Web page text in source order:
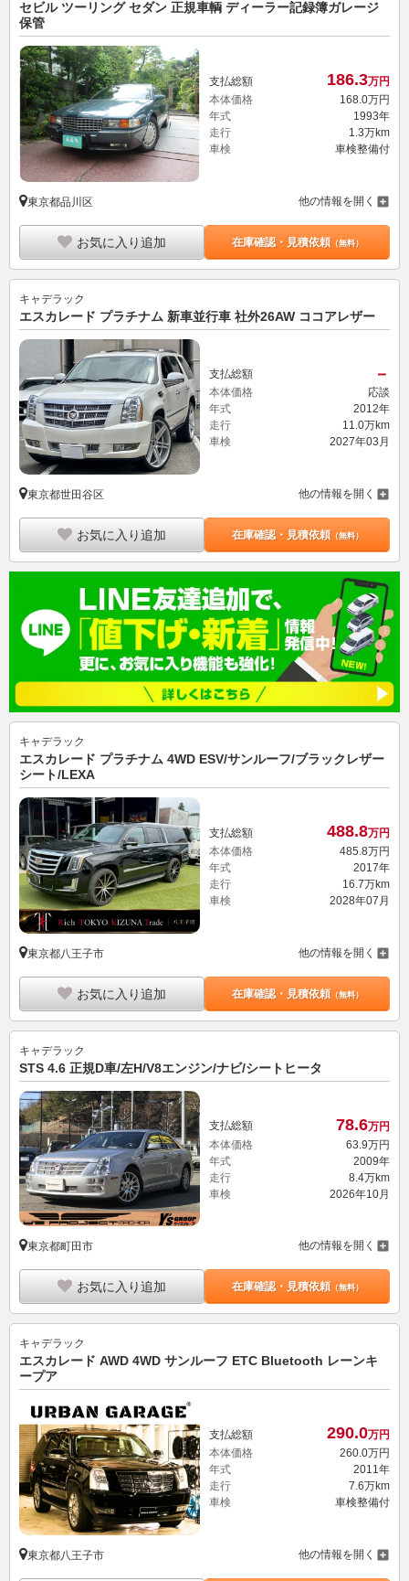
セビル ツーリング セダン 正規車輌 ディーラー記録簿ガレージ
保管
支払総額 186.3万円
本体価格
168.0万円
年式
1993年
走行
1.3万km
車検
車検整備付
東京都品川区 他の情報を開く
お気に入り追加 在庫確認・見積依頼（無料）
キャデラック
エスカレード プラチナム 新車並行車 社外26AW ココアレザー
支払総額 －
本体価格
応談
年式
2012年
走行
11.0万km
車検
2027年03月
東京都世田谷区 他の情報を開く
お気に入り追加 在庫確認・見積依頼（無料）
キャデラック
エスカレード プラチナム 4WD ESV/サンルーフ/ブラックレザー
シート/LEXA
支払総額 488.8万円
本体価格
485.8万円
年式
2017年
走行
16.7万km
車検
2028年07月
東京都八王子市 他の情報を開く
お気に入り追加 在庫確認・見積依頼（無料）
キャデラック
STS 4.6 正規D車/左H/V8エンジン/ナビ/シートヒータ
支払総額 78.6万円
本体価格
63. 9万円
年式
2009年
走行
8.4万km
車検
2026年10月
東京都町田市 他の情報を開く
お気に入り追加 在庫確認・見積依頼（無料）
キャデラック
エスカレード AWD 4WD サンルーフ ETC Bluetooth レーンキ
ープア
支払総額 290.0万円
本体価格
260.0万円
年式
2011年
走行
7.6万km
車検
車検整備付
東京都八王子市 他の情報を開く